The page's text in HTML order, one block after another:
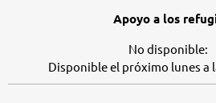
Apoyo a los
Pulse para ocultar másNo disponible:
Disponible el próximo lunes a